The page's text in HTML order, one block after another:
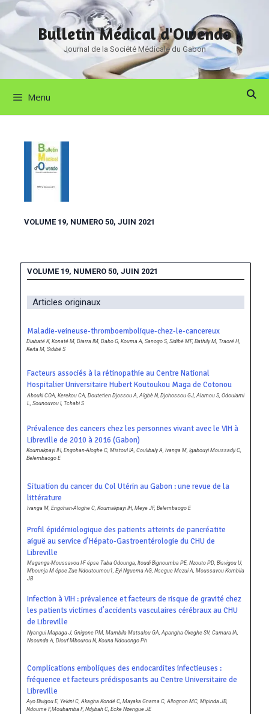
Bulletin Médical d'Owendo
Journal de la Société Médicale du Gabon
Menu
VOLUME 19, NUMERO 50, JUIN 2021
VOLUME 19, NUMERO 50, JUIN 2021
Articles originaux
Maladie-veineuse-thromboembolique-chez-le-cancereux
Diabaté K, Konaté M, Diarra IM, Dabo G, Kouma A, Sanogo S, Sidibé MF, Bathily M, Traoré H,
Keita M, Sidibé S
Facteurs associés à la rétinopathie au Centre National
Hospitalier Universitaire Hubert Koutoukou Maga de Cotonou
Abouki COA, Kerekou CA, Doutetien Djossou A, Aïgbè N, Djohossou GJ, Alamou S, Odoulami
L, Sounouvou I, Tchabi S
Prévalence des cancers chez les personnes vivant avec le VIH à
Libreville de 2010 à 2016 (Gabon)
Koumakpayi IH, Engohan-Aloghe C, Mistoul IA, Coulibaly A, Ivanga M, Igabouyi Moussadji C,
Belembaogo E
Situation du cancer du Col Utérin au Gabon : une revue de la
littérature
Ivanga M, Engohan-Aloghe C, Koumakpayi IH, Meye JF, Belembaogo E
Profil épidémiologique des patients atteints de pancréatite
aiguë au service d’Hépato-Gastroentérologie du CHU de
Libreville
Maganga-Moussavou I-F épse Taba Odounga, Itoudi Bignoumba PE, Nzouto PD, Bisvigou U,
Mbounja M épse Zue Ndoutoumou1, Eyi Nguema AG, Nsegue Mezui A, Moussavou Kombila
JB
Infection à VIH : prévalence et facteurs de risque de gravité chez
les patients victimes d’accidents vasculaires cérébraux au CHU
de Libreville
Nyangui Mapaga J, Gnigone PM, Mambila Matsalou GA, Apangha Okeghe SV, Camara IA,
Nsounda A, Diouf Mbourou N, Kouna Ndouongo Ph
Complications emboliques des endocardites infectieuses :
fréquence et facteurs prédisposants au Centre Universitaire de
Libreville
Ayo Bivigou E, Yekini C, Akagha Kondé C, Mayaka Gnama C, Allognon MC, Mipinda JB,
Ndoume F,Moubamba F, Ndjibah C, Ecke Nzengue JE